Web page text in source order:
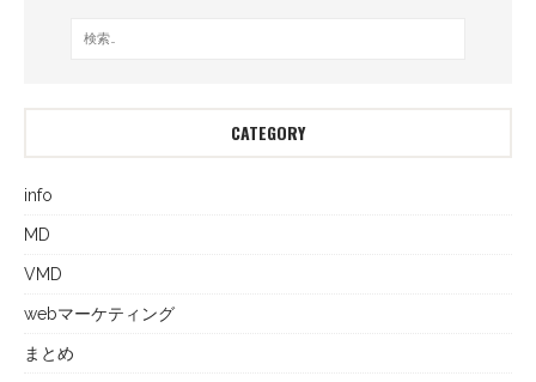
CATEGORY
info
MD
VMD
webマーケティング
まとめ